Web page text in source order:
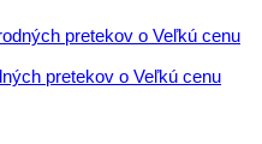
pretekov o Veľkú cenu